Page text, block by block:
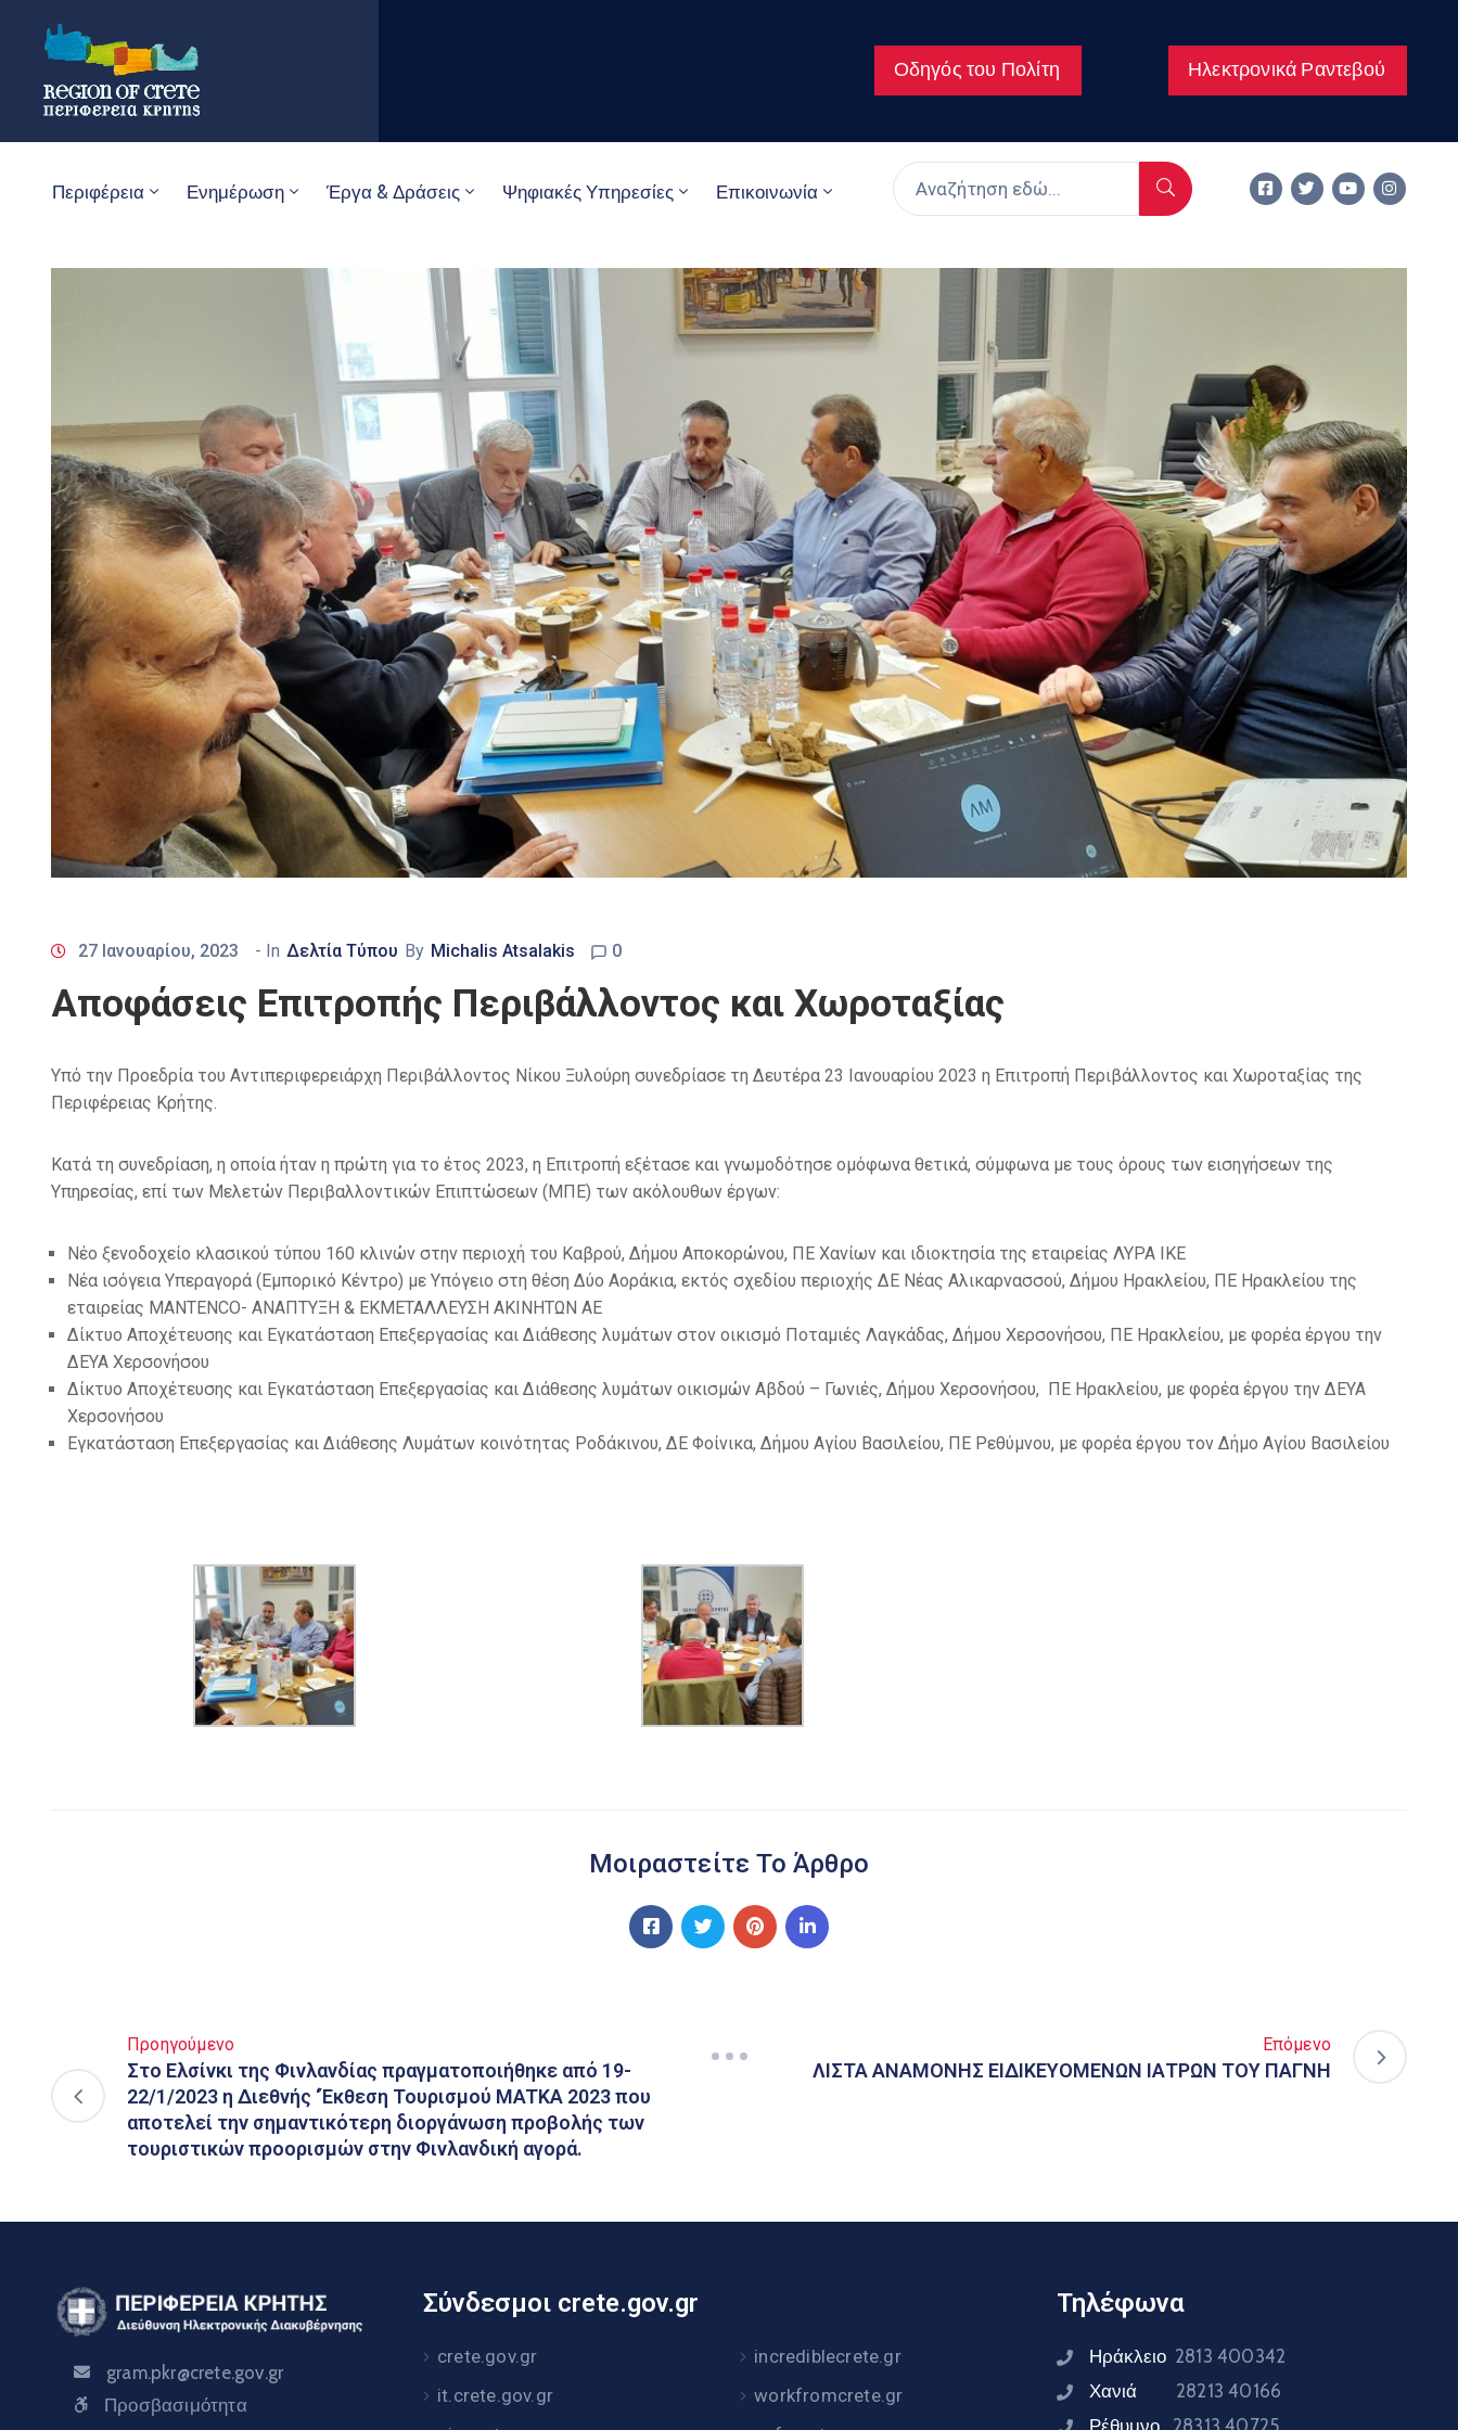
Οδηγός του Πολίτη Ηλεκτρονικά Ραντεβού
Περιφέρεια Ενημέρωση Έργα & Δράσεις Ψηφιακές Υπηρεσίες Επικοινωνία
27 Ιανουαρίου, 2023 - In Δελτία Τύπου By Michalis Atsalakis 0
Αποφάσεις Επιτροπής Περιβάλλοντος και Χωροταξίας
Υπό την Προεδρία του Αντιπεριφερειάρχη Περιβάλλοντος Νίκου Ξυλούρη συνεδρίασε τη Δευτέρα 23 Ιανουαρίου 2023 η Επιτροπή Περιβάλλοντος και Χωροταξίας της
Περιφέρειας Κρήτης.
Κατά τη συνεδρίαση, η οποία ήταν η πρώτη για το έτος 2023, η Επιτροπή εξέτασε και γνωμοδότησε ομόφωνα θετικά, σύμφωνα με τους όρους των εισηγήσεων της
Υπηρεσίας, επί των Μελετών Περιβαλλοντικών Επιπτώσεων (ΜΠΕ) των ακόλουθων έργων:
Νέο ξενοδοχείο κλασικού τύπου 160 κλινών στην περιοχή του Καβρού, Δήμου Αποκορώνου, ΠΕ Χανίων και ιδιοκτησία της εταιρείας ΛΥΡΑ ΙΚΕ
Νέα ισόγεια Υπεραγορά (Εμπορικό Κέντρο) με Υπόγειο στη θέση Δύο Αοράκια, εκτός σχεδίου περιοχής ΔΕ Νέας Αλικαρνασσού, Δήμου Ηρακλείου, ΠΕ Ηρακλείου της
εταιρείας ΜΑΝΤΕΝCO- ΑΝΑΠΤΥΞΗ & ΕΚΜΕΤΑΛΛΕΥΣΗ ΑΚΙΝΗΤΩΝ ΑΕ
Δίκτυο Αποχέτευσης και Εγκατάσταση Επεξεργασίας και Διάθεσης λυμάτων στον οικισμό Ποταμιές Λαγκάδας, Δήμου Χερσονήσου, ΠΕ Ηρακλείου, με φορέα έργου την
ΔΕΥΑ Χερσονήσου
Δίκτυο Αποχέτευσης και Εγκατάσταση Επεξεργασίας και Διάθεσης λυμάτων οικισμών Αβδού – Γωνιές, Δήμου Χερσονήσου, ΠΕ Ηρακλείου, με φορέα έργου την ΔΕΥΑ
Χερσονήσου
Εγκατάσταση Επεξεργασίας και Διάθεσης Λυμάτων κοινότητας Ροδάκινου, ΔΕ Φοίνικα, Δήμου Αγίου Βασιλείου, ΠΕ Ρεθύμνου, με φορέα έργου τον Δήμο Αγίου Βασιλείου
Μοιραστείτε Το Άρθρο
Προηγούμενο
Στο Ελσίνκι της Φινλανδίας πραγματοποιήθηκε από 19-
22/1/2023 η Διεθνής ‘Έκθεση Τουρισμού MATKA 2023 που
αποτελεί την σημαντικότερη διοργάνωση προβολής των
τουριστικών προορισμών στην Φινλανδική αγορά.
Επόμενο
ΛΙΣΤΑ ΑΝΑΜΟΝΗΣ ΕΙΔΙΚΕΥΟΜΕΝΩΝ ΙΑΤΡΩΝ ΤΟΥ ΠΑΓΝΗ
gram.pkr@crete.gov.gr
Προσβασιμότητα
Σύνδεσμοι crete.gov.gr
crete.gov.gr
it.crete.gov.gr
incrediblecrete.gr
workfromcrete.gr
Τηλέφωνα
Ηράκλειο 2813 400342
Χανιά 28213 40166
Ρέθυμνο 28313 40725